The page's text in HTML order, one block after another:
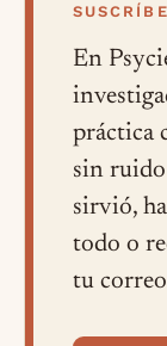
En
práctica
sin
sirvió,
todo o
tu